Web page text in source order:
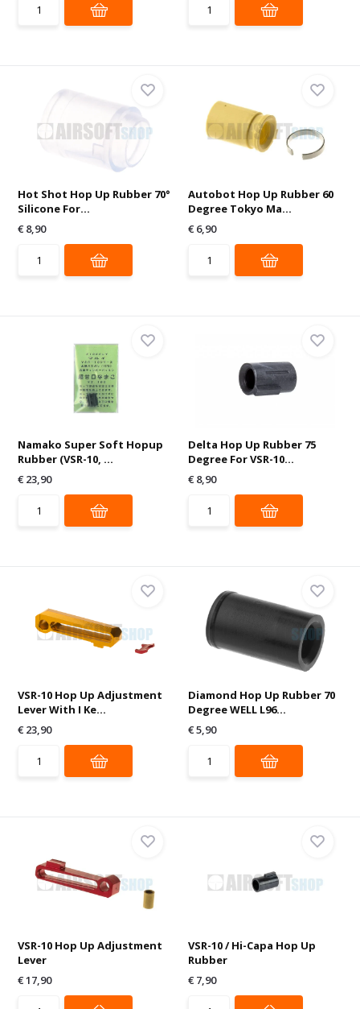
Hot Shot Hop Up Rubber 70°
Silicone For...
€ 8,90
Autobot Hop Up Rubber 60
Degree Tokyo Ma...
€ 6,90
Namako Super Soft Hopup
Rubber (VSR-10, ...
€ 23,90
Delta Hop Up Rubber 75
Degree For VSR-10...
€ 8,90
VSR-10 Hop Up Adjustment
Lever With I Ke...
€ 23,90
Diamond Hop Up Rubber 70
Degree WELL L96...
€ 5,90
VSR-10 Hop Up Adjustment
Lever
€ 17,90
VSR-10 / Hi-Capa Hop Up
Rubber
€ 7,90